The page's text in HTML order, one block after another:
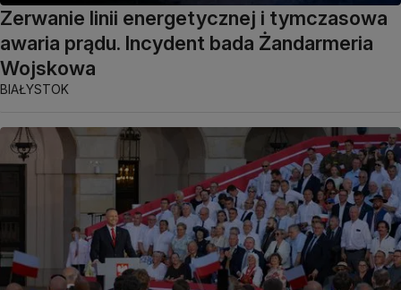
Zerwanie linii energetycznej i tymczasowa
awaria prądu. Incydent bada Żandarmeria
Wojskowa
BIAŁYSTOK